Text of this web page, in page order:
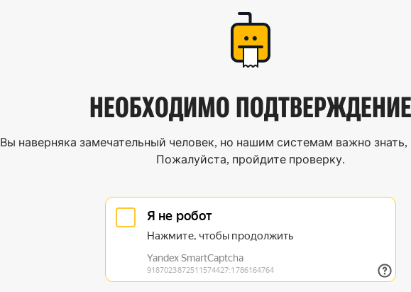
НЕОБХОДИМО ПОДТВЕРЖДЕНИЕ
Вы наверняка замечательный человек, но нашим системам важно знать,
Пожалуйста, пройдите проверку.